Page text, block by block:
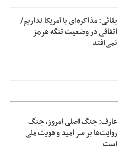
بقائی: مذاکره‌ای با آمریکا نداریم/
اتفاقی در وضعیت تنگه هرمز
نمی‌افتد
عارف: جنگ اصلی امروز، جنگ
روایت‌ها بر سر امید و هویت ملی
است